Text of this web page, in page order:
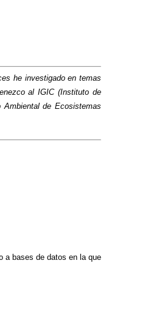
he investigado en temas
al IGIC (Instituto de
de Ecosistemas
a bases de datos en la que